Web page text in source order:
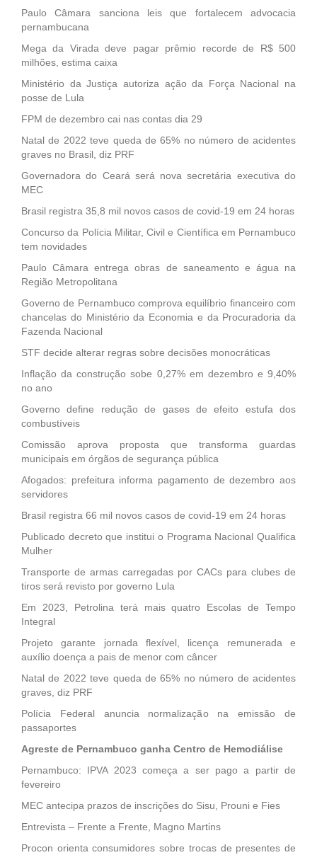
Paulo Câmara sanciona leis que fortalecem advocacia
pernambucana
Mega da Virada deve pagar prêmio recorde de R$ 500
milhões, estima caixa
Ministério da Justiça autoriza ação da Força Nacional na
posse de Lula
FPM de dezembro cai nas contas dia 29
Natal de 2022 teve queda de 65% no número de acidentes
graves no Brasil, diz PRF
Governadora do Ceará será nova secretária executiva do
MEC
Brasil registra 35,8 mil novos casos de covid-19 em 24 horas
Concurso da Polícia Militar, Civil e Científica em Pernambuco
tem novidades
Paulo Câmara entrega obras de saneamento e água na
Região Metropolitana
Governo de Pernambuco comprova equilíbrio financeiro com
chancelas do Ministério da Economia e da Procuradoria da
Fazenda Nacional
STF decide alterar regras sobre decisões monocráticas
Inflação da construção sobe 0,27% em dezembro e 9,40%
no ano
Governo define redução de gases de efeito estufa dos
combustíveis
Comissão aprova proposta que transforma guardas
municipais em órgãos de segurança pública
Afogados: prefeitura informa pagamento de dezembro aos
servidores
Brasil registra 66 mil novos casos de covid-19 em 24 horas
Publicado decreto que institui o Programa Nacional Qualifica
Mulher
Transporte de armas carregadas por CACs para clubes de
tiros será revisto por governo Lula
Em 2023, Petrolina terá mais quatro Escolas de Tempo
Integral
Projeto garante jornada flexível, licença remunerada e
auxílio doença a pais de menor com câncer
Natal de 2022 teve queda de 65% no número de acidentes
graves, diz PRF
Polícia Federal anuncia normalização na emissão de
passaportes
Agreste de Pernambuco ganha Centro de Hemodiálise
Pernambuco: IPVA 2023 começa a ser pago a partir de
fevereiro
MEC antecipa prazos de inscrições do Sisu, Prouni e Fies
Entrevista – Frente a Frente, Magno Martins
Procon orienta consumidores sobre trocas de presentes de